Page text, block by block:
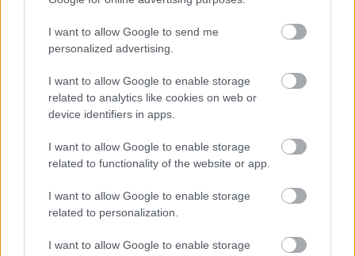
I want to allow Google to send me
personalized advertising.
I want to allow Google to enable storage
related to analytics like cookies on web or
device identifiers in apps.
I want to allow Google to enable storage
related to functionality of the website or app.
I want to allow Google to enable storage
related to personalization.
I want to allow Google to enable storage
Gere Andiék standján rosé Fricikkel lehetett
fotózkodni, méghozzá rózsaszín napszemüvegben.